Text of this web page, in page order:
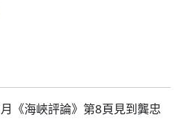
《海峽評論》第8頁見到龔忠